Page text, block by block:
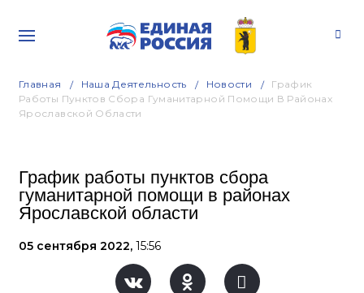
Главная Наша Деятельность Новости
График
Работы Пунктов Сбора Гуманитарной Помощи В Районах
Ярославской Области
График работы пунктов сбора
гуманитарной помощи в районах
Ярославской области
05 сентября 2022, 15:56